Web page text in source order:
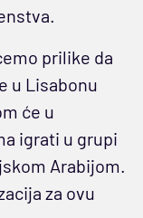
prilike da
u Lisabonu
će u
igrati u grupi
Arabijom.
za ovu